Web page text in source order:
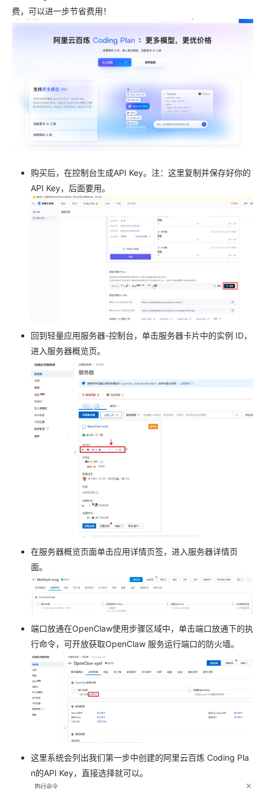
费，可以进一步节省费用！
购买后，在控制台生成API Key。注：这里复制并保存好你的
API Key，后面要用。
回到轻量应用服务器-控制台，单击服务器卡片中的实例 ID，
进入服务器概览页。
在服务器概览页面单击应用详情页签，进入服务器详情页
面。
端口放通在OpenClaw使用步骤区域中，单击端口放通下的执
行命令，可开放获取OpenClaw 服务运行端口的防火墙。
这里系统会列出我们第一步中创建的阿里云百炼 Coding Pla
n的API Key，直接选择就可以。